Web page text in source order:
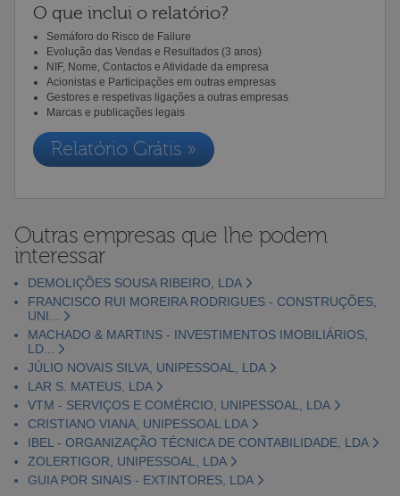
O que inclui o relatório?
Semáforo do Risco de Failure
Evolução das Vendas e Resultados (3 anos)
NIF, Nome, Contactos e Atividade da empresa
Acionistas e Participações em outras empresas
Gestores e respetivas ligações a outras empresas
Marcas e publicações legais
Relatório Grátis »
Outras empresas que lhe podem
interessar
DEMOLIÇÕES SOUSA RIBEIRO, LDA
FRANCISCO RUI MOREIRA RODRIGUES - CONSTRUÇÕES,
UNI...
MACHADO & MARTINS - INVESTIMENTOS IMOBILIÁRIOS,
LD...
JÚLIO NOVAIS SILVA, UNIPESSOAL, LDA
LAR S. MATEUS, LDA
VTM - SERVIÇOS E COMÉRCIO, UNIPESSOAL, LDA
CRISTIANO VIANA, UNIPESSOAL LDA
IBEL - ORGANIZAÇÃO TÉCNICA DE CONTABILIDADE, LDA
ZOLERTIGOR, UNIPESSOAL, LDA
GUIA POR SINAIS - EXTINTORES, LDA